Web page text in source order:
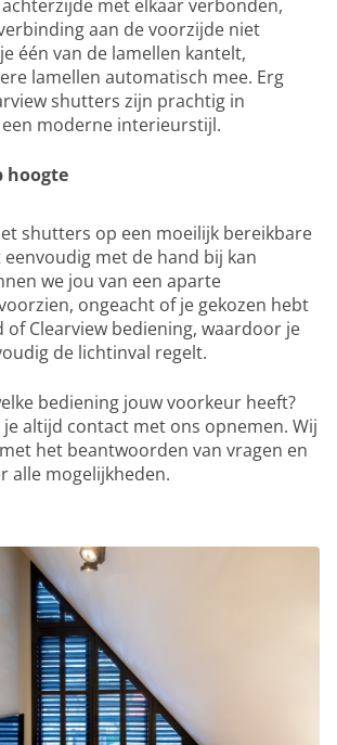
achterzijde met elkaar verbonden,
aan de voorzijde niet
één van de lamellen kantelt,
lamellen automatisch mee. Erg
shutters zijn prachtig in
moderne interieurstijl.
hoogte
shutters op een moeilijk bereikbare
met de hand bij kan
we jou van een aparte
ongeacht of je gekozen hebt
of Clearview bediening, waardoor je
de lichtinval regelt.
bediening jouw voorkeur heeft?
altijd contact met ons opnemen. Wij
het beantwoorden van vragen en
alle mogelijkheden.